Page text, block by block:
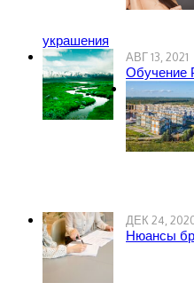
украшения
АВГ 13, 2021
Обучение
ДЕК 24,
Нюансы